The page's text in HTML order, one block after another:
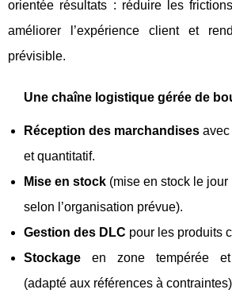
orientée résultats : réduire les
améliorer l’expérience client et
prévisible.
Une chaîne logistique gérée de
Réception des marchandises
et quantitatif.
Mise en stock (mise en stock le
selon l’organisation prévue).
Gestion des DLC pour les produits
Stockage en zone tempérée
(adapté aux références à